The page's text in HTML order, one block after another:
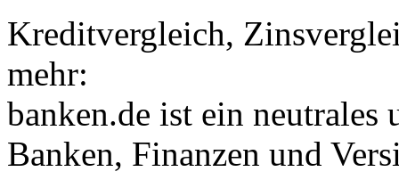
Kreditvergleich,
mehr:
banken.de ist ein neutrales
Banken, Finanzen und